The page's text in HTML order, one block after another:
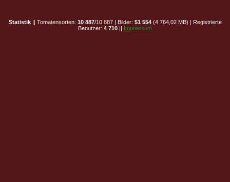
Statistik|| Tomatensorten: 10 887/10 887 | Bilder: 51 554(4 764,02 MB) | Registrierte
Benutzer: 4 710 || Impressum